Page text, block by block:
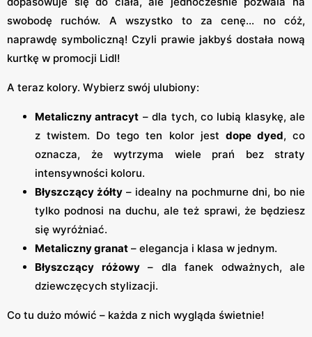
swobodę ruchów. A wszystko to za cenę... no cóż,
naprawdę symboliczną! Czyli prawie jakbyś dostała nową
kurtkę w promocji Lidl!
A teraz kolory. Wybierz swój ulubiony:
Metaliczny antracyt – dla tych, co lubią klasykę, ale
z twistem. Do tego ten kolor jest dope dyed, co
oznacza, że wytrzyma wiele prań bez straty
intensywności koloru.
Błyszczący żółty – idealny na pochmurne dni, bo nie
tylko podnosi na duchu, ale też sprawi, że będziesz
się wyróżniać.
Metaliczny granat – elegancja i klasa w jednym.
Błyszczący różowy– dla fanek odważnych, ale
dziewczęcych stylizacji.
Co tu dużo mówić – każda z nich wygląda świetnie!